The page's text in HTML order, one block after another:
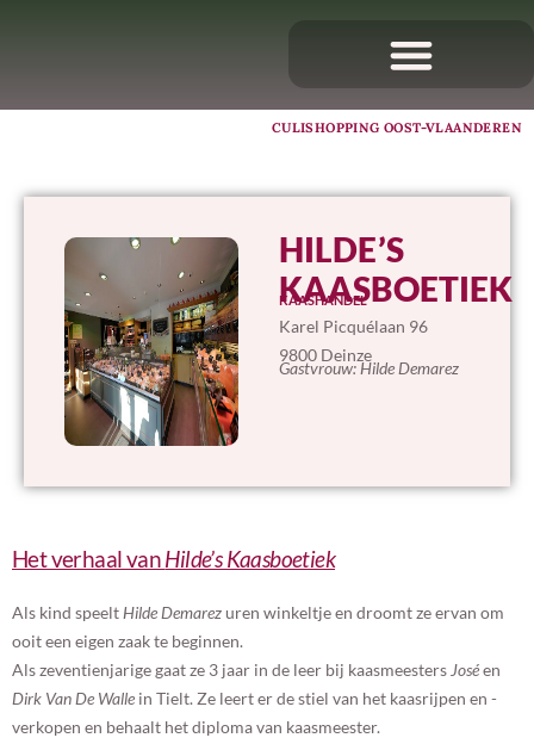
CULISHOPPING OOST-VLAANDEREN
HILDE’S
KAASBOETIEK
KAASHANDEL
Karel Picquélaan 96
9800 Deinze
Gastvrouw: Hilde Demarez
Het verhaal vanHilde’s Kaasboetiek
Als kind speelt Hilde Demarez uren winkeltje en droomt ze ervan om
ooit een eigen zaak te beginnen.
Als zeventienjarige gaat ze 3 jaar in de leer bij kaasmeesters Joséen
Dirk Van De Walle in Tielt. Ze leert er de stiel van het kaasrijpen en -
verkopen en behaalt het diploma van kaasmeester.